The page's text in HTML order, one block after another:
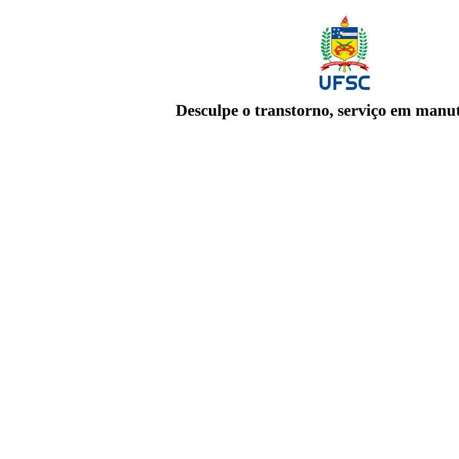
Desculpe o transtorno, serviço em